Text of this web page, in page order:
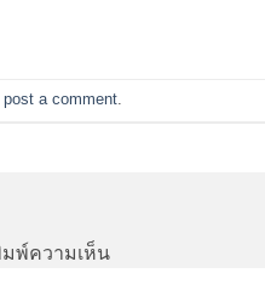
post a comment
มพ์ความเห็น